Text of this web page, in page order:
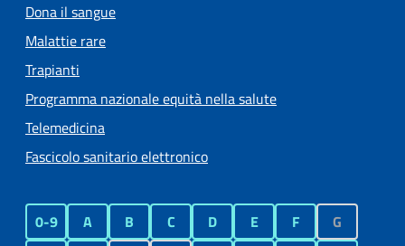
Dona il sangue
Malattie rare
Trapianti
Programma nazionale equità nella salute
Telemedicina
Fascicolo sanitario elettronico
0-9 A B C D E F
G